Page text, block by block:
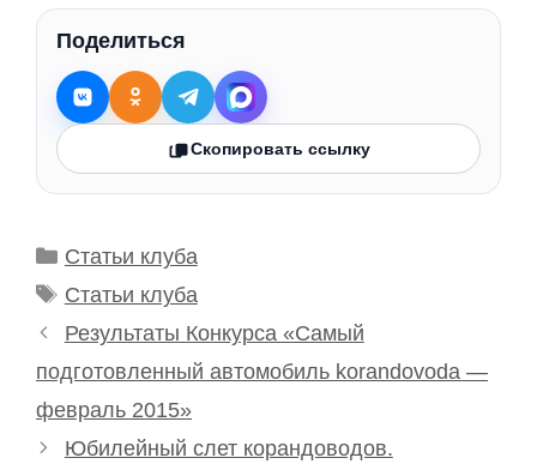
Поделиться
Скопировать ссылку
Рубрики
Статьи клуба
Метки
Статьи клуба
Результаты Конкурса «Самый
подготовленный автомобиль korandovoda —
февраль 2015»
Юбилейный слет корандоводов.